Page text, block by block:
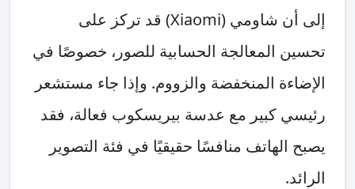
إلى أن شاومي (Xiaomi) قد تركز على
تحسين المعالجة الحسابية للصور، خصوصًا في
الإضاءة المنخفضة والزووم. وإذا جاء مستشعر
رئيسي كبير مع عدسة بيريسكوب فعالة، فقد
يصبح الهاتف منافسًا حقيقيًا في فئة التصوير
الرائد.